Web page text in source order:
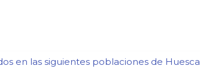
en las siguientes poblaciones de Huesca​